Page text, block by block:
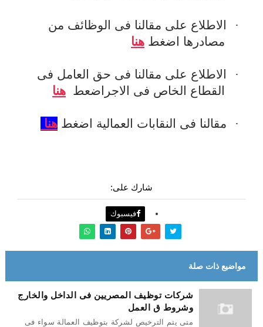
·
الاطلاع على مقالنا فى الوظائف من
مصادرها اضغط هنا
·
الاطلاع على مقالنا فى حق العامل فى
القطاع الخاص فى الاجراضعط هنا
· مقالنا فى النقابات العمالية اضغط هنا
شارك على:
فيسبوك
مواضيع ذات صلة
شركات توظيف المصريين فى الداخل والخارج
وشروط ق العمل
متى يتم الترخيص لشركة بتوظيف العمالة سواء فى